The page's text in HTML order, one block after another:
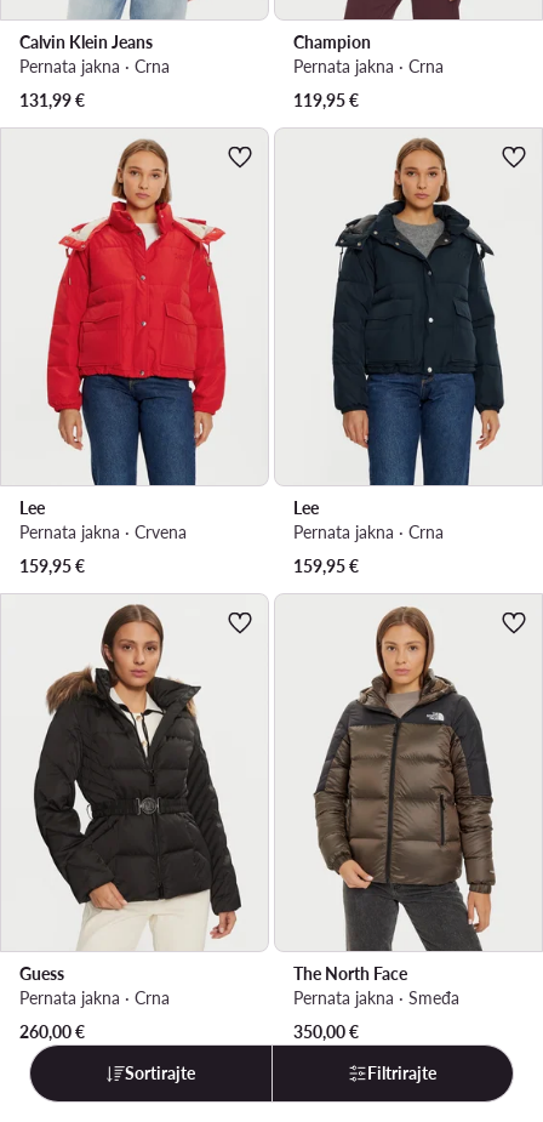
Calvin Klein Jeans
Pernata jakna · Crna
131,99€
Champion
Pernata jakna · Crna
119,95€
Lee
Pernata jakna · Crvena
159,95€
Lee
Pernata jakna · Crna
159,95€
Guess
Pernata jakna · Crna
260,00€
The North Face
Pernata jakna · Smeđa
350,00€
Sortirajte Filtrirajte